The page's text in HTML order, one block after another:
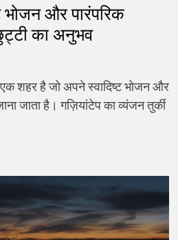
भोजन और पारंपरिक
का अनुभव
एक शहर है जो अपने स्वादिष्ट भोजन और
जाता है। गज़ियांटेप का व्यंजन तुर्की